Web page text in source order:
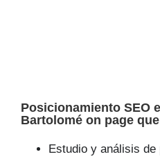
Posicionamiento SEO
Bartolomé on page
Estudio y análisis